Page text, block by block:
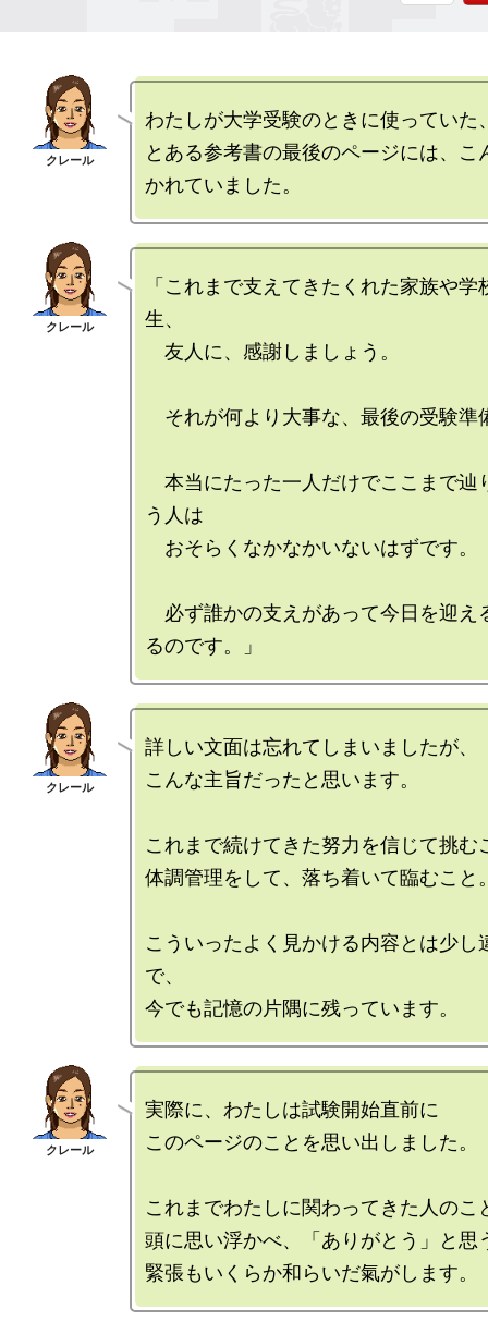
わたしが大学受験のときに使っていた
とある参考書の最後のページには、こ
「これまで支えてきたくれた家族や学
生、
友人に、感謝しましょう。
それが何より大事な、最後の受験準
本当にたった一人だけでここまで辿
う人は
おそらくなかなかいないはずです。
必ず誰かの支えがあって今日を迎え
詳しい文面は忘れてしまいましたが、
こんな主旨だったと思います。
これまで続けてきた努力を信じて挑む
体調管理をして、落ち着いて臨むこと
こういったよく見かける内容とは少し
で、
実際に、わたしは試験開始直前に
このページのことを思い出しました。
これまでわたしに関わってきた人のこ
頭に思い浮かべ、「ありがとう」と思